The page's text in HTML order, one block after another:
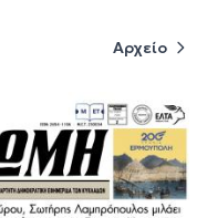
Αρχείο